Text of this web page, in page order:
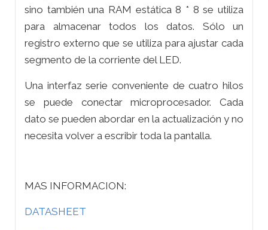
sino también una RAM estática 8 * 8 se utiliza
para almacenar todos los datos. Sólo un
registro externo que se utiliza para ajustar cada
segmento de la corriente del LED.
Una interfaz serie conveniente de cuatro hilos
se puede conectar microprocesador. Cada
dato se pueden abordar en la actualización y no
necesita volver a escribir toda la pantalla.
MAS INFORMACION:
DATASHEET